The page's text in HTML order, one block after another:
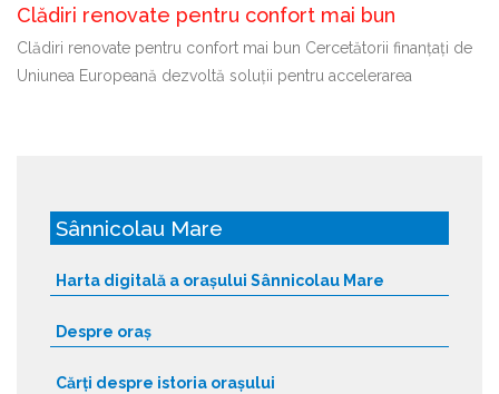
Clădiri renovate pentru confort mai bun
Clădiri renovate pentru confort mai bun Cercetătorii finanțați de
Uniunea Europeană dezvoltă soluții pentru accelerarea
Sânnicolau Mare
Harta digitală a orașului Sânnicolau Mare
Despre oraș
Cărți despre istoria orașului